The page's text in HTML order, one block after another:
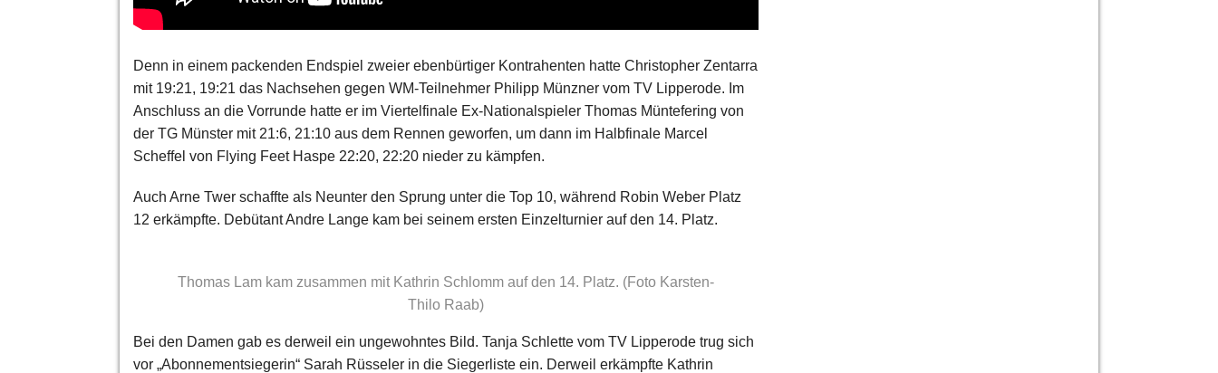
Denn in einem packenden Endspiel zweier ebenbürtiger Kontrahenten hatte Christopher Zentarra
mit 19:21, 19:21 das Nachsehen gegen WM-Teilnehmer Philipp Münzner vom TV Lipperode. Im
Anschluss an die Vorrunde hatte er im Viertelfinale Ex-Nationalspieler Thomas Müntefering von
der TG Münster mit 21:6, 21:10 aus dem Rennen geworfen, um dann im Halbfinale Marcel
Scheffel von Flying Feet Haspe 22:20, 22:20 nieder zu kämpfen.
Auch Arne Twer schaffte als Neunter den Sprung unter die Top 10, während Robin Weber Platz
12 erkämpfte. Debütant Andre Lange kam bei seinem ersten Einzelturnier auf den 14. Platz.
Thomas Lam kam zusammen mit Kathrin Schlomm auf den 14. Platz. (Foto Karsten-
Thilo Raab)
Bei den Damen gab es derweil ein ungewohntes Bild. Tanja Schlette vom TV Lipperode trug sich
vor „Abonnementsiegerin“ Sarah Rüsseler in die Siegerliste ein. Derweil erkämpfte Kathrin